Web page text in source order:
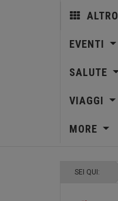
ALTRO
EVENTI
SALUTE
VIAGGI
MORE
SEI QUI: